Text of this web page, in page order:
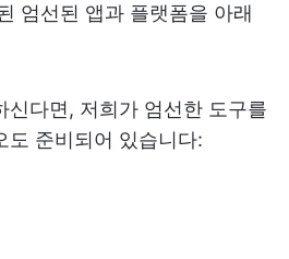
엄선된 앱과 플랫폼을 아래
신다면, 저희가 엄선한 도구를
도 준비되어 있습니다: